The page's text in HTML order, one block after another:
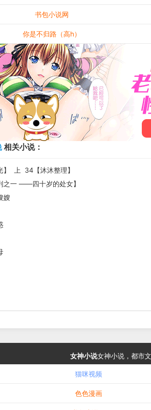
书包小说网
你是不归路（高h）
相关小说：
】 上 34【沐沐整理】
之一 ——四十岁的处女】
嫂
女神小说女神小说，都市
猫咪视频
色色漫画